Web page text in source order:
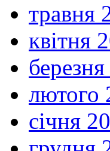
травня
квітня
лютого
січня